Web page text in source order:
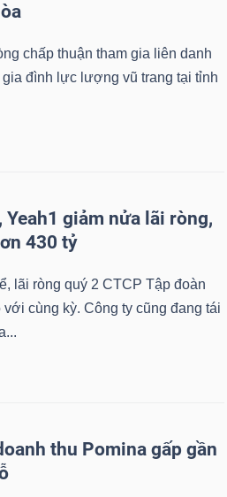
chấp thuận tham gia liên danh
đình lực lượng vũ trang tại tỉnh
giảm nửa lãi ròng,
430 tỷ
lãi ròng quý 2 CTCP Tập đoàn
cùng kỳ. Công ty cũng đang tái
thu Pomina gấp gần